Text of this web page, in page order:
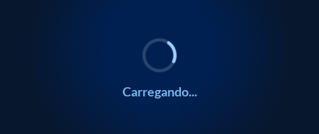
Carregando...